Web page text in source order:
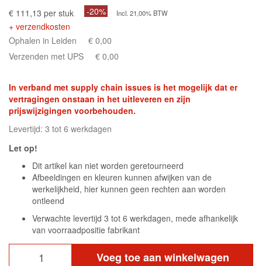
€ 111,13 per stuk
-20% Incl. 21,00% BTW
+ verzendkosten
Ophalen in Leiden
€ 0,00
Verzenden met UPS
€ 0,00
In verband met supply chain issues is het mogelijk dat er
vertragingen onstaan in het uitleveren en zijn
prijswijzigingen voorbehouden.
Levertijd: 3 tot 6 werkdagen
Let op!
Dit artikel kan niet worden geretourneerd
Afbeeldingen en kleuren kunnen afwijken van de
werkelijkheid, hier kunnen geen rechten aan worden
ontleend
Verwachte levertijd 3 tot 6 werkdagen, mede afhankelijk
van voorraadpositie fabrikant
Voeg toe aan winkelwagen